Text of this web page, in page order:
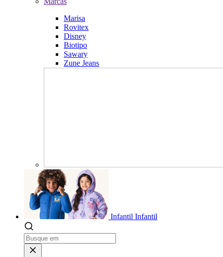
Marisa
Rovitex
Disney
Biotipo
Sawary
Zune Jeans
Infantil Infantil